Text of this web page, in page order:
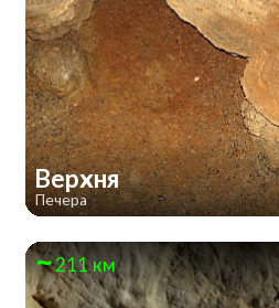
Верхня
Печера
211 км